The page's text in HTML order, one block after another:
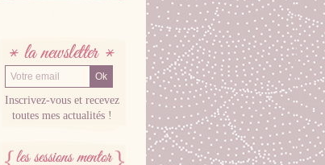
LA NEWSLETTER
Inscrivez-vous et recevez
toutes mes actualités !